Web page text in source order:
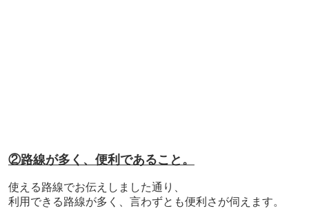
②路線が多く、便利であること。
使える路線でお伝えしました通り、
利用できる路線が多く、言わずとも便利さが伺えます。